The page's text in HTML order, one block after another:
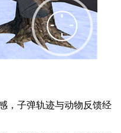
，子弹轨迹与动物反馈经